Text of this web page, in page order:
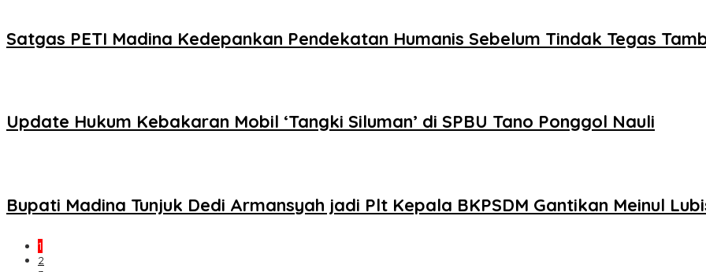
Satgas PETI Madina Kedepankan Pendekatan Humanis Sebelum Tindak Tegas
Update Hukum Kebakaran Mobil ‘Tangki Siluman’ di SPBU Tano Ponggol Nauli
Bupati Madina Tunjuk Dedi Armansyah jadi Plt Kepala BKPSDM Gantikan Meinul
1
2